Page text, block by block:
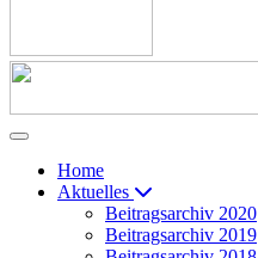
Home
Aktuelles
Beitragsarchiv 2020
Beitragsarchiv 2019